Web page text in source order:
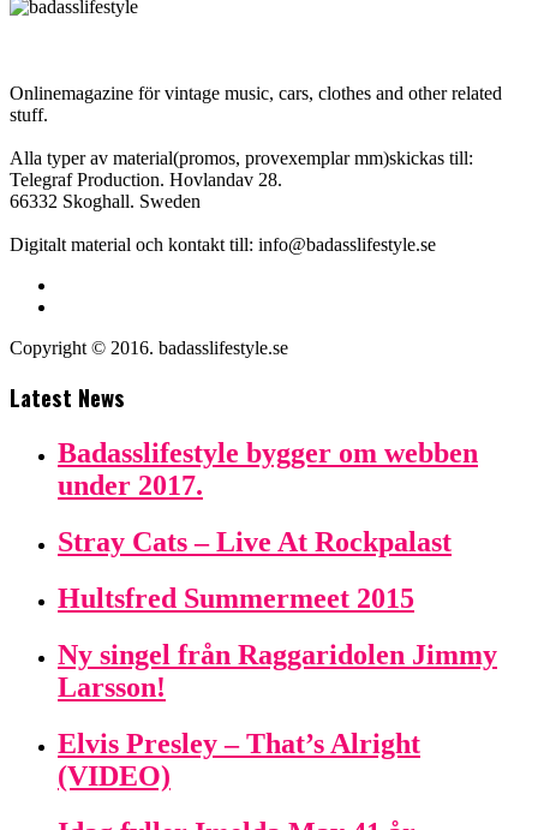
Onlinemagazine för vintage music, cars, clothes and other related
stuff.
Alla typer av material(promos, provexemplar mm)skickas till:
Telegraf Production. Hovlandav 28.
66332 Skoghall. Sweden
Digitalt material och kontakt till: info@badasslifestyle.se
Copyright © 2016. badasslifestyle.se
Latest News
Badasslifestyle bygger om webben
under 2017.
Stray Cats – Live At Rockpalast
Hultsfred Summermeet 2015
Ny singel från Raggaridolen Jimmy
Larsson!
Elvis Presley – That’s Alright
(VIDEO)